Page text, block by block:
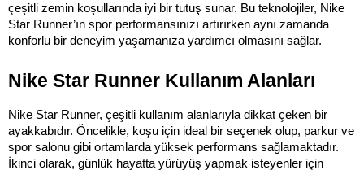
çeşitli zemin koşullarında iyi bir tutuş sunar. Bu teknolojiler, Nike
Star Runner’ın spor performansınızı artırırken aynı zamanda
konforlu bir deneyim yaşamanıza yardımcı olmasını sağlar.
Nike Star Runner Kullanım Alanları
Nike Star Runner, çeşitli kullanım alanlarıyla dikkat çeken bir
ayakkabıdır. Öncelikle, koşu için ideal bir seçenek olup, parkur ve
spor salonu gibi ortamlarda yüksek performans sağlamaktadır.
İkinci olarak, günlük hayatta yürüyüş yapmak isteyenler için